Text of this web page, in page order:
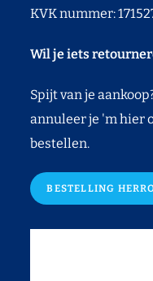
KVK nummer:
Wil je iets
Spijt van je
annuleer je 'm hier
bestellen.
BESTELLING